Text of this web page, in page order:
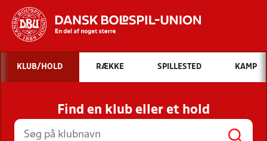
Hvad vil du søge efter?
INDHOLD OG NYHEDER
STILLINGER, RESULTATER, KLUBBER OG
HOLD
KLUB/HOLD RÆKKE SPILLESTED KAMP
Find en klub eller et hold